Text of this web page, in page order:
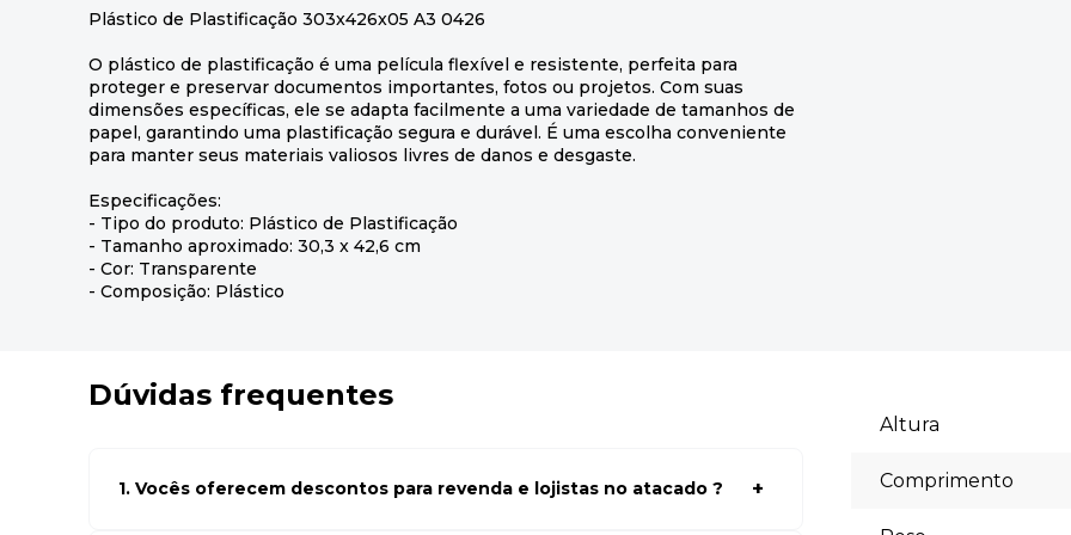
Plástico de Plastificação 303x426x05 A3 0426
O plástico de plastificação é uma película flexível e resistente, perfeita para
proteger e preservar documentos importantes, fotos ou projetos. Com suas
dimensões específicas, ele se adapta facilmente a uma variedade de tamanhos de
papel, garantindo uma plastificação segura e durável. É uma escolha conveniente
para manter seus materiais valiosos livres de danos e desgaste.
Especificações:
- Tipo do produto: Plástico de Plastificação
- Tamanho aproximado: 30,3 x 42,6 cm
- Cor: Transparente
- Composição: Plástico
Dúvidas frequentes
1. Vocês oferecem descontos para revenda e lojistas no atacado ?
Altura
Comprimento